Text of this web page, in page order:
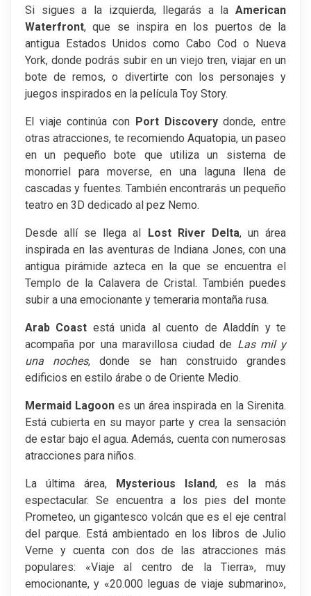
Si sigues a la izquierda, llegarás a la American
Waterfront, que se inspira en los puertos de la
antigua Estados Unidos como Cabo Cod o Nueva
York, donde podrás subir en un viejo tren, viajar en un
bote de remos, o divertirte con los personajes y
juegos inspirados en la película Toy Story.
El viaje continúa con Port Discoverydonde, entre
otras atracciones, te recomiendo Aquatopia, un paseo
en un pequeño bote que utiliza un sistema de
monorriel para moverse, en una laguna llena de
cascadas y fuentes. También encontrarás un pequeño
teatro en 3D dedicado al pez Nemo.
Desde allí se llega al Lost River Delta, un área
inspirada en las aventuras de Indiana Jones, con una
antigua pirámide azteca en la que se encuentra el
Templo de la Calavera de Cristal. También puedes
subir a una emocionante y temeraria montaña rusa.
Arab Coast está unida al cuento de Aladdín y te
acompaña por una maravillosa ciudad de Las mil y
una noches, donde se han construido grandes
edificios en estilo árabe o de Oriente Medio.
Mermaid Lagoones un área inspirada en la Sirenita.
Está cubierta en su mayor parte y crea la sensación
de estar bajo el agua. Además, cuenta con numerosas
atracciones para niños.
La última área, Mysterious Island, es la más
espectacular. Se encuentra a los pies del monte
Prometeo, un gigantesco volcán que es el eje central
del parque. Está ambientado en los libros de Julio
Verne y cuenta con dos de las atracciones más
populares: «Viaje al centro de la Tierra», muy
emocionante, y «20.000 leguas de viaje submarino»,